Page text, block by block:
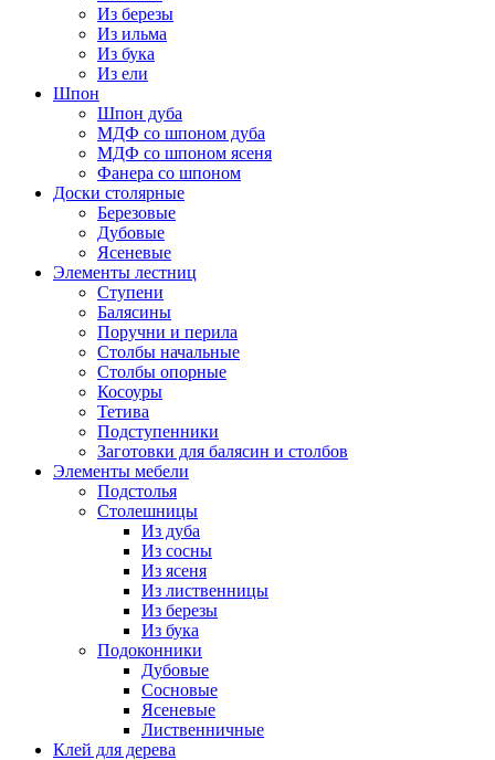
Из березы
Из ильма
Из бука
Из ели
Шпон
Шпон дуба
МДФ со шпоном дуба
МДФ со шпоном ясеня
Фанера со шпоном
Доски столярные
Березовые
Дубовые
Ясеневые
Элементы лестниц
Ступени
Балясины
Поручни и перила
Столбы начальные
Столбы опорные
Косоуры
Тетива
Подступенники
Заготовки для балясин и столбов
Элементы мебели
Подстолья
Столешницы
Из дуба
Из сосны
Из ясеня
Из лиственницы
Из березы
Из бука
Подоконники
Дубовые
Сосновые
Ясеневые
Лиственничные
Клей для дерева